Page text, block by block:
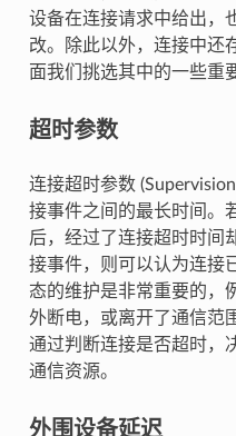
设备在连接请求中给出，
改。除此以外，连接中还
面我们挑选其中的一些重
超时参数
连接超时参数
接事件之间的最长时间。
后，经过了连接超时时间
接事件，则可以认为连接
态的维护是非常重要的，
外断电，或离开了通信范
通过判断连接是否超时，
通信资源。
外围设备延迟